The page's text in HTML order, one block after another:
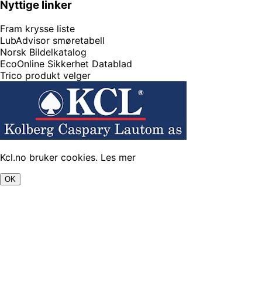
Nyttige linker
Fram krysse liste
LubAdvisor smøretabell
Norsk Bildelkatalog
EcoOnline Sikkerhet Datablad
Trico produkt velger
Kcl.no bruker cookies. Les mer
OK